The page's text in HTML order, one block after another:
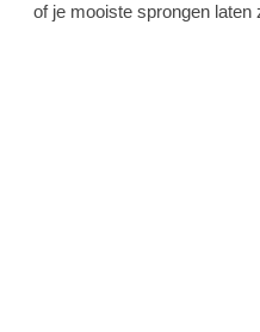
of je mooiste sprongen laten